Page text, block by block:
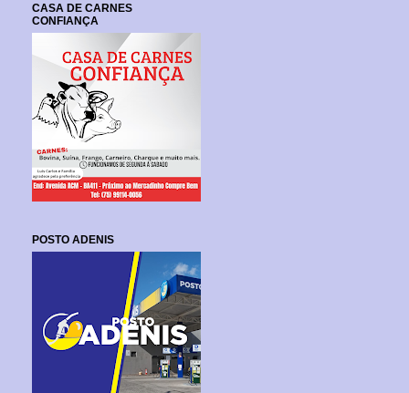
CASA DE CARNES
CONFIANÇA
POSTO ADENIS